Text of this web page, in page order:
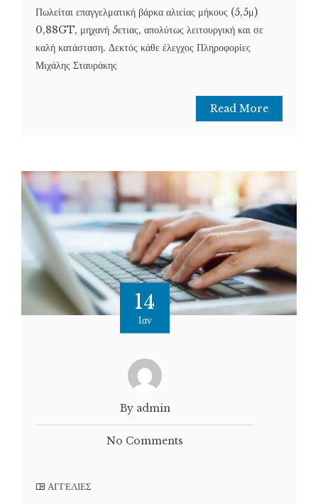
Πωλείται επαγγελματική βάρκα αλιείας μήκους (5,5μ)
0,88GT, μηχανή 5ετιας, απολύτως λειτουργική και σε
καλή κατάσταση. Δεκτός κάθε έλεγχος Πληροφορίες
Μιχάλης Σταυράκης
Read More
14
Ιαν
By admin
No Comments
ΑΓΓΕΛΙΕΣ